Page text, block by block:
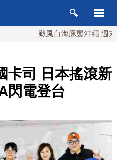
颱風白海豚襲沖繩 週末最近
卡司 日本搖滾新
閃電登台